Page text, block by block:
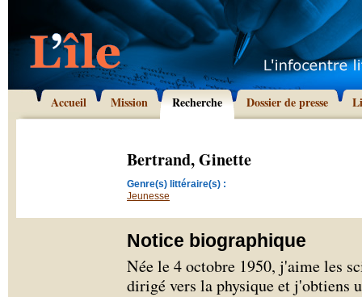
Accueil Mission Recherche Dossier de presse
Bertrand, Ginette
Genre(s) littéraire(s) :
Jeunesse
Notice biographique
Née le 4 octobre 1950, j'aime les
dirigé vers la physique et j'obtiens